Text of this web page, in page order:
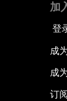
加
登
成
成
订